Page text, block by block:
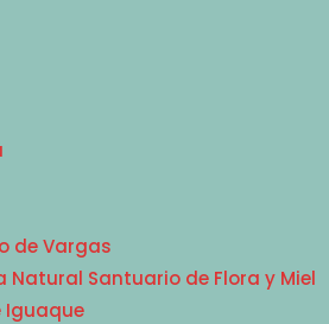
de Vargas
Natural Santuario de Flora y Miel
Iguaque